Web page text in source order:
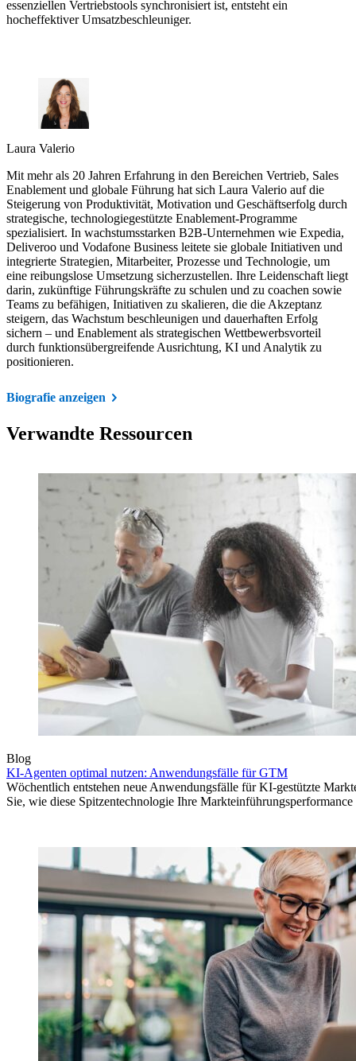
essenziellen Vertriebstools synchronisiert ist, entsteht ein
hocheffektiver Umsatzbeschleuniger.
Laura Valerio
Mit mehr als 20 Jahren Erfahrung in den Bereichen Vertrieb, Sales
Enablement und globale Führung hat sich Laura Valerio auf die
Steigerung von Produktivität, Motivation und Geschäftserfolg durch
strategische, technologiegestützte Enablement-Programme
spezialisiert. In wachstumsstarken B2B-Unternehmen wie Expedia,
Deliveroo und Vodafone Business leitete sie globale Initiativen und
integrierte Strategien, Mitarbeiter, Prozesse und Technologie, um
eine reibungslose Umsetzung sicherzustellen. Ihre Leidenschaft liegt
darin, zukünftige Führungskräfte zu schulen und zu coachen sowie
Teams zu befähigen, Initiativen zu skalieren, die die Akzeptanz
steigern, das Wachstum beschleunigen und dauerhaften Erfolg
sichern – und Enablement als strategischen Wettbewerbsvorteil
durch funktionsübergreifende Ausrichtung, KI und Analytik zu
positionieren.
Biografie anzeigen
Verwandte Ressourcen
Blog
KI-Agenten optimal nutzen: Anwendungsfälle für GTM
Wöchentlich entstehen neue Anwendungsfälle für KI-gestützte
Sie, wie diese Spitzentechnologie Ihre